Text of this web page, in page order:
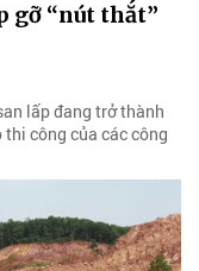
gỡ “nút thắt”
lấp đang trở thành
công của các công